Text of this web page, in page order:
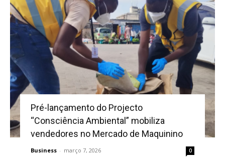
Pré-lançamento do Projecto
“Consciência Ambiental” mobiliza
vendedores no Mercado de Maquinino
Business - março 7, 2026 0